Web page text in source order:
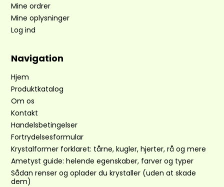
Mine ordrer
Mine oplysninger
Log ind
Navigation
Hjem
Produktkatalog
Om os
Kontakt
Handelsbetingelser
Fortrydelsesformular
Krystalformer forklaret: tårne, kugler, hjerter, rå og mere
Ametyst guide: helende egenskaber, farver og typer
Sådan renser og oplader du krystaller (uden at skade
dem)